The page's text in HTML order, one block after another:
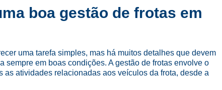
boa gestão de frotas em
uma tarefa simples, mas há muitos detalhes que devem
sempre em boas condições. A gestão de frotas envolve o
atividades relacionadas aos veículos da frota, desde a